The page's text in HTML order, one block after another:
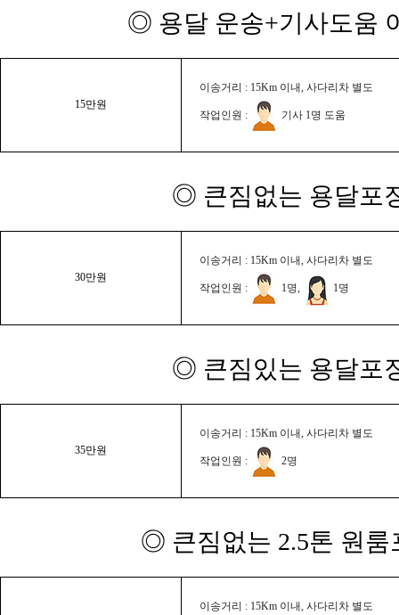
◎ 용달 운송+기사도움
15만원
이송거리 : 15Km 이내, 사다리차 별도
작업인원 : 기사 1명 도움
◎ 큰짐없는 용달포
30만원
이송거리 : 15Km 이내, 사다리차 별도
작업인원 : 1명, 1명
◎ 큰짐있는 용달포
35만원
이송거리 : 15Km 이내, 사다리차 별도
작업인원 : 2명
◎ 큰짐없는 2.5톤 원룸
이송거리 : 15Km 이내, 사다리차 별도